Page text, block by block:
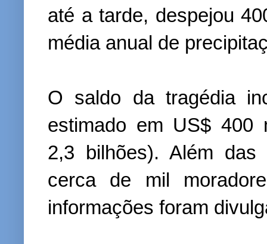
até a tarde, despejou
média anual de
O saldo da tragédia
estimado em US$ 400
2,3 bilhões). Além das
cerca de mil
informações foram